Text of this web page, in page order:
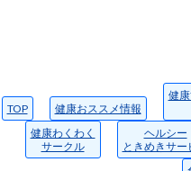
TOP 健康おススメ情報
健
健康わくわく
サークル
ヘルシー
ときめきサー